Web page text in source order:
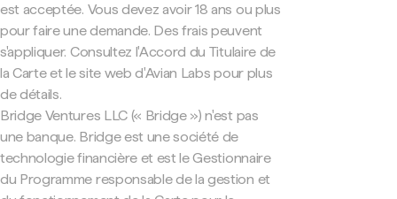
est acceptée. Vous devez avoir 18 ans ou plus
pour faire une demande. Des frais peuvent
s'appliquer. Consultez l'Accord du Titulaire de
la Carte et le site web d'Avian Labs pour plus
de détails.
Bridge Ventures LLC (« Bridge ») n'est pas
une banque. Bridge est une société de
technologie financière et est le Gestionnaire
du Programme responsable de la gestion et